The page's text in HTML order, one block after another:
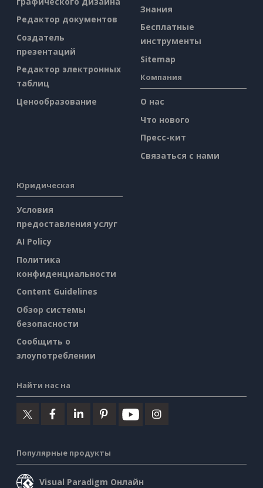
Редактор документов
Создатель
презентаций
Редактор электронных
таблиц
Ценообразование
Знания
Бесплатные
инструменты
Sitemap
Компания
О нас
Что нового
Пресс-кит
Связаться с нами
Юридическая
Условия
предоставления услуг
AI Policy
Политика
конфиденциальности
Content Guidelines
Обзор системы
безопасности
Сообщить о
злоупотреблении
Найти нас на
Популярные продукты
Visual Paradigm Онлайн